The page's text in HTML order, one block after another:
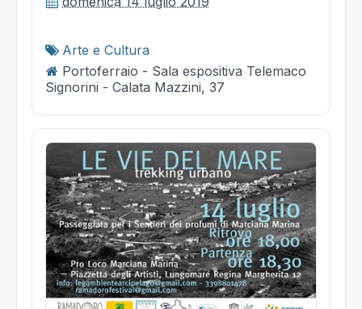
Arte e Cultura
Portoferraio - Sala espositiva Telemaco
Signorini - Calata Mazzini, 37